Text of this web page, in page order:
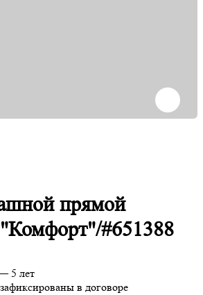
прямой
#651388
5 лет
в договоре